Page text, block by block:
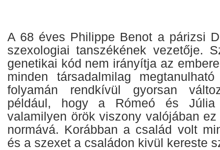
A 68 éves Philippe Benot a párizsi
szexologiai tanszékének vezetője.
genetikai kód nem irányítja az
minden társadalmilag
folyamán rendkívül gyorsan
például, hogy a Rómeó és Júlia
valamilyen örök viszony valójában
normává. Korábban a család volt
és a szexet a családon kivül kereste